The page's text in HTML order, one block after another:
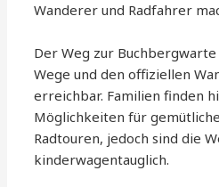
Wanderer und Radfahrer
Der Weg zur
Wege und den offiziellen
erreichbar. Familien finden
Möglichkeiten für
Radtouren, jedoch sind die
kinderwagentauglich.